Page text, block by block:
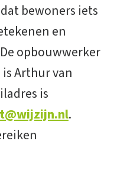
bewoners iets
en
opbouwwerker
Arthur van
is
.